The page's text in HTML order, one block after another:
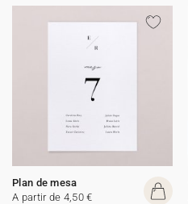
Plan de mesa
A partir de 4,50 €